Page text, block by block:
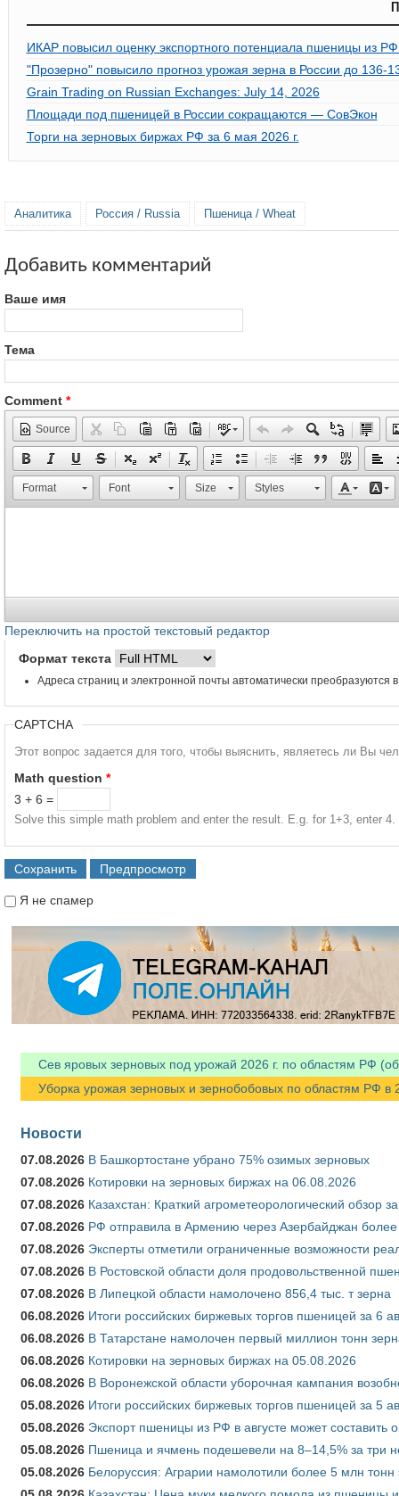
ИКАР повысил оценку экспортного потенциала пшеницы из
"Прозерно" повысило прогноз урожая зерна в России до 136-
Grain Trading on Russian Exchanges: July 14, 2026
Площади под пшеницей в России сокращаются — СовЭкон
Торги на зерновых биржах РФ за 6 мая 2026 г.
Аналитика Россия / Russia Пшеница / Wheat
Добавить комментарий
Ваше имя
Тема
Comment *
Source
Format Font Size Styles
Переключить на простой текстовый редактор
Формат текста
Адреса страниц и электронной почты автоматически преобразуются
CAPTCHA
Этот вопрос задается для того, чтобы выяснить, являетесь ли Вы
Math question *
3 + 6 =
Solve this simple math problem and enter the result. E.g. for 1+3, enter 4.
Я не спамер
Сев яровых зерновых под урожай 2026 г. по областям РФ
Уборка урожая зерновых и зернобобовых по областям РФ в
Новости
07.08.2026 В Башкортостане убрано 75% озимых зерновых
07.08.2026 Котировки на зерновых биржах на 06.08.2026
07.08.2026 Казахстан: Краткий агрометеорологический обзор
07.08.2026 РФ отправила в Армению через Азербайджан более
07.08.2026 Эксперты отметили ограниченные возможности
07.08.2026 В Ростовской области доля продовольственной
07.08.2026 В Липецкой области намолочено 856,4 тыс. т зерна
06.08.2026 Итоги российских биржевых торгов пшеницей за 6
06.08.2026 В Татарстане намолочен первый миллион тонн
06.08.2026 Котировки на зерновых биржах на 05.08.2026
06.08.2026 В Воронежской области уборочная кампания
05.08.2026 Итоги российских биржевых торгов пшеницей за 5
05.08.2026 Экспорт пшеницы из РФ в августе может составить
05.08.2026 Пшеница и ячмень подешевели на 8–14,5% за три
05.08.2026 Белоруссия: Аграрии намолотили более 5 млн тонн